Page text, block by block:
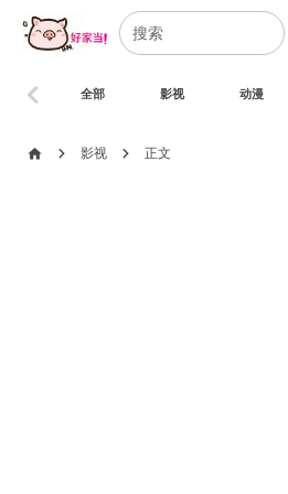
全部 影视 动漫
chevron_left
home chevron_right 影视 chevron_right 正文